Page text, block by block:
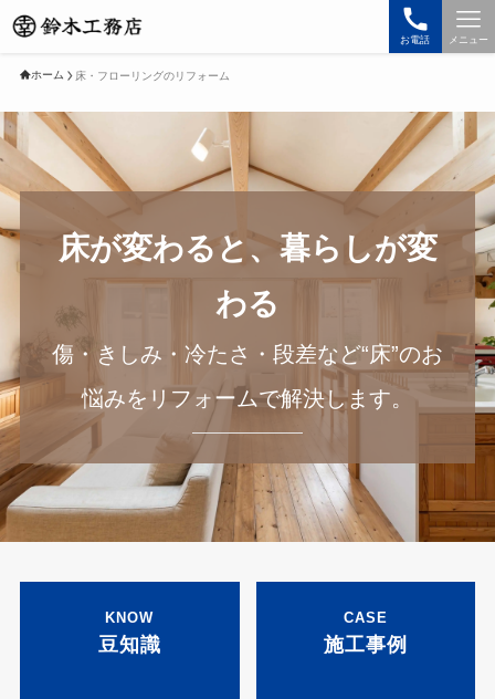
お電話 メニュー
ホーム 床・フローリングのリフォーム
床が変わると、暮らしが変
わる
傷・きしみ・冷たさ・段差など“床”のお
悩みをリフォームで解決します。
KNOW
豆知識
CASE
施工事例